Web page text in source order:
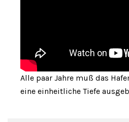
Alle paar Jahre muß das
eine einheitliche Tiefe